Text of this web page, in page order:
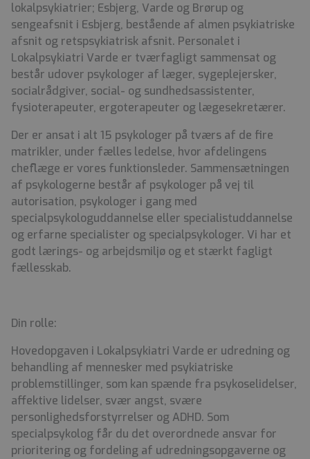
lokalpsykiatrier; Esbjerg, Varde og Brørup og
sengeafsnit i Esbjerg, bestående af almen psykiatriske
afsnit og retspsykiatrisk afsnit. Personalet i
Lokalpsykiatri Varde er tværfagligt sammensat og
består udover psykologer af læger, sygeplejersker,
socialrådgiver, social- og sundhedsassistenter,
fysioterapeuter, ergoterapeuter og lægesekretærer.
Der er ansat i alt 15 psykologer på tværs af de fire
matrikler, under fælles ledelse, hvor afdelingens
cheflæge er vores funktionsleder. Sammensætningen
af psykologerne består af psykologer på vej til
autorisation, psykologer i gang med
specialpsykologuddannelse eller specialistuddannelse
og erfarne specialister og specialpsykologer. Vi har et
godt lærings- og arbejdsmiljø og et stærkt fagligt
fællesskab.
Din rolle:
Hovedopgaven i Lokalpsykiatri Varde er udredning og
behandling af mennesker med psykiatriske
problemstillinger, som kan spænde fra psykoselidelser,
affektive lidelser, svær angst, svære
personlighedsforstyrrelser og ADHD. Som
specialpsykolog får du det overordnede ansvar for
prioritering og fordeling af udredningsopgaverne og